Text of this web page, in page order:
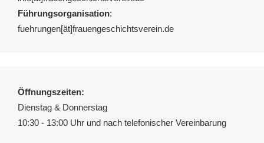
Führungsorganisation:
fuehrungen[ät]frauengeschichtsverein.de
Öffnungszeiten:
Dienstag & Donnerstag
10:30 - 13:00 Uhr und nach telefonischer Vereinbarung